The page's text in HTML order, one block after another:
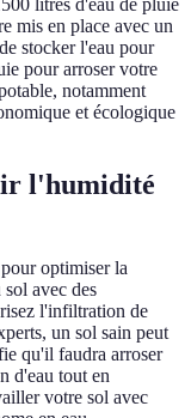
litres d'eau de pluie
mis en place avec un
stocker l'eau pour
pour arroser votre
notamment
et écologique
l'humidité
optimiser la
avec des
l'infiltration de
un sol sain peut
qu'il faudra arroser
d'eau tout en
votre sol avec